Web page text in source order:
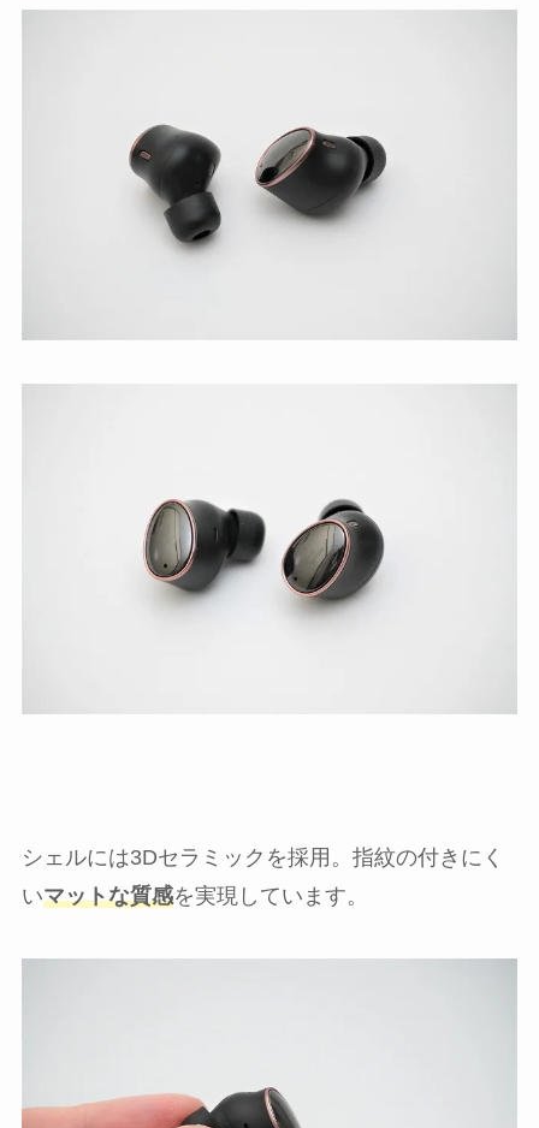
シェルには3Dセラミックを採用。指紋の付きにく
いマットな質感を実現しています。